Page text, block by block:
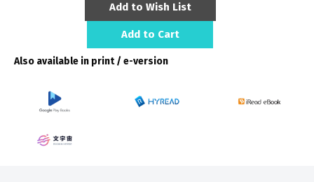
Add to Wish List
Add to Cart
Also available in print / e-version